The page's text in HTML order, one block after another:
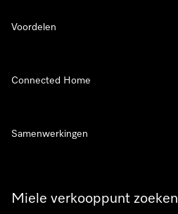
Miele verkooppunt zoeken
Voordelen
Connected Home
Samenwerkingen